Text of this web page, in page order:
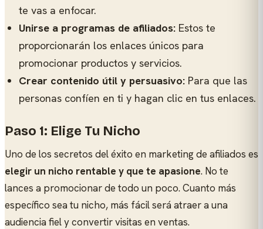
te vas a enfocar.
Unirse a programas de afiliados: Estos te
proporcionarán los enlaces únicos para
promocionar productos y servicios.
Crear contenido útil y persuasivo: Para que las
personas confíen en ti y hagan clic en tus enlaces.
Paso 1: Elige Tu Nicho
Uno de los secretos del éxito en marketing de afiliados es
elegir un nicho rentable y que te apasione. No te
lances a promocionar de todo un poco. Cuanto más
específico sea tu nicho, más fácil será atraer a una
audiencia fiel y convertir visitas en ventas.